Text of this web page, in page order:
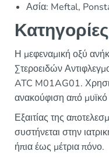
Ασία: Meftal,
Η μεφεναμική οξύ
Στεροειδών
ATC M01AG01.
ανακούφιση από
Εξαιτίας της
συστήνεται στην
ήπια έως μέτρια πόνο.